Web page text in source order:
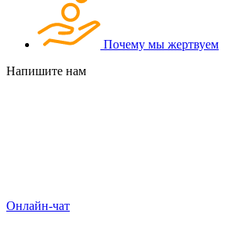
Почему мы жертвуем
Напишите нам
Онлайн-чат